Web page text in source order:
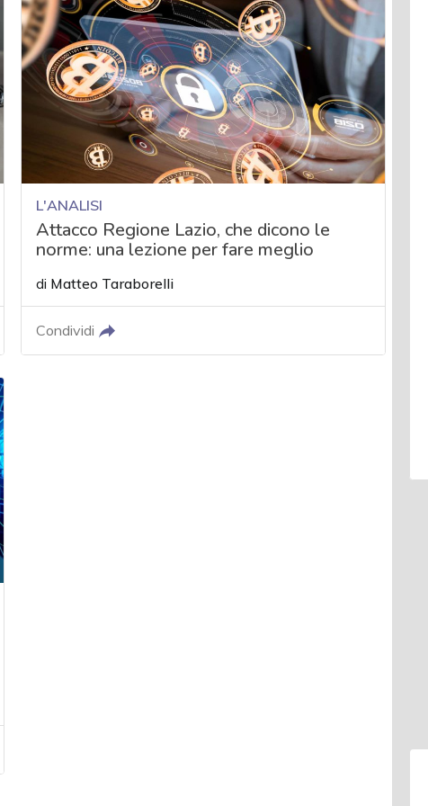
L'ANALISI
Attacco Regione Lazio, che dicono le
norme: una lezione per fare meglio
di Matteo Taraborelli
Condividi